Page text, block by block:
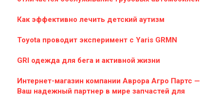
Как эффективно лечить детский аутизм
Toyota проводит эксперимент с Yaris GRMN
GRI одежда для бега и активной жизни
Интернет-магазин компании Аврора Агро Партс —
Ваш надежный партнер в мире запчастей для